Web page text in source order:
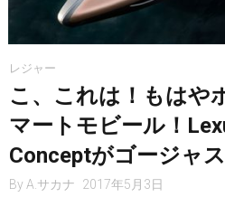
レジャー
こ、これは！もはや
マートモビール！
Conceptがゴージャ
By A.サカナ 2017年5月3日